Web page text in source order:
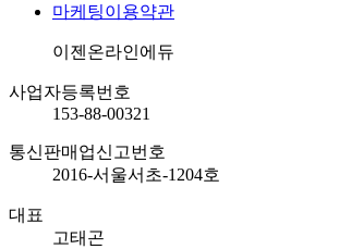
마케팅이용약관
회사명이젠온라인에듀
사업자등록번호
153-88-00321
통신판매업신고번호
2016-서울서초-1204호
대표
고태곤